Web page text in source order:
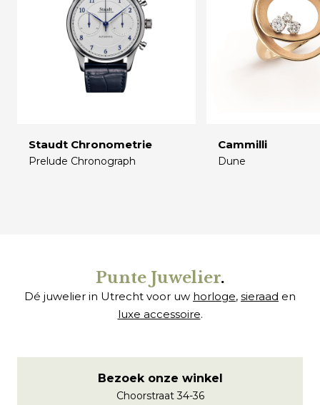
Staudt Chronometrie
Prelude Chronograph
Cammilli
Dune
Punte Juwelier.
Dé juwelier in Utrecht voor uw horloge, sieraad en
luxe accessoire.
Bezoek onze winkel
Choorstraat 34-36